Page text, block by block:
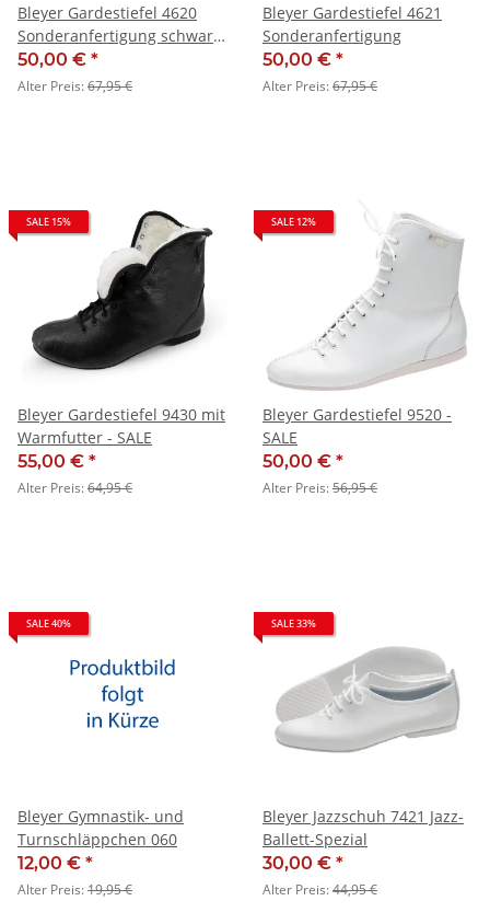
Bleyer Gardestiefel 4620
Sonderanfertigung schwarz
mit schwarzer Sohle
50,00 € *
Alter Preis:67,95 €
Bleyer Gardestiefel 4621
Sonderanfertigung
50,00 € *
Alter Preis:67,95 €
SALE 15%
Bleyer Gardestiefel 9430 mit
Warmfutter - SALE
55,00 € *
Alter Preis:64,95 €
SALE 12%
Bleyer Gardestiefel 9520 -
SALE
50,00 € *
Alter Preis:56,95 €
SALE 40%
Bleyer Gymnastik- und
Turnschläppchen 060
12,00 € *
Alter Preis:19,95 €
SALE 33%
Bleyer Jazzschuh 7421 Jazz-
Ballett-Spezial
30,00 € *
Alter Preis:44,95 €